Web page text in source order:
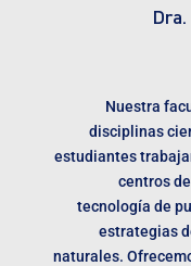
Nuestra
disciplinas
estudiantes
centros
tecnología de
estrategias
naturales.